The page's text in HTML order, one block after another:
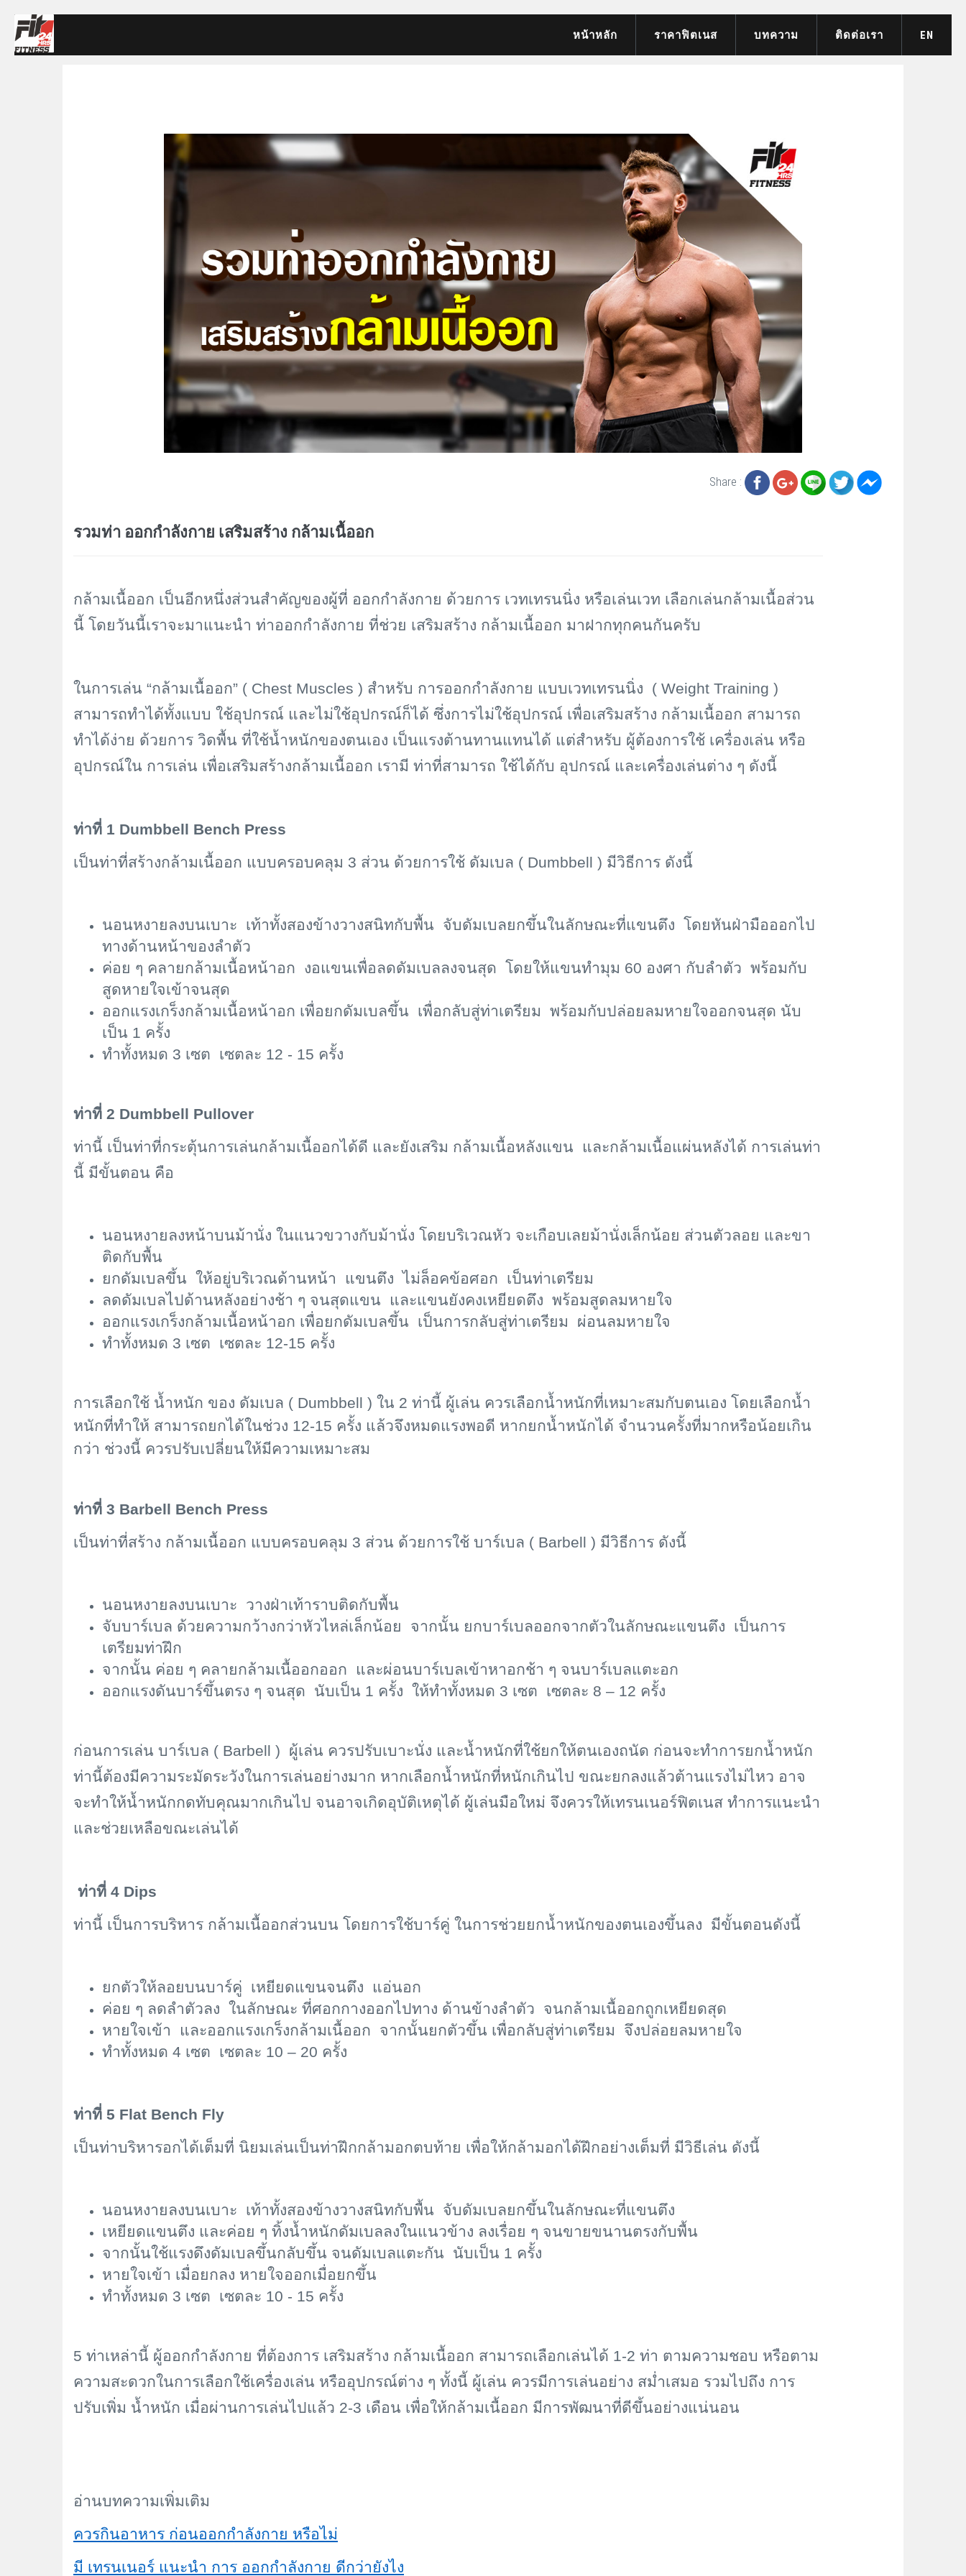
หน้าหลัก ราคาฟิตเนส บทความ ติดต่อเรา EN
Share :
รวมท่า ออกกำลังกาย เสริมสร้าง กล้ามเนื้ออก
กล้ามเนื้ออก เป็นอีกหนึ่งส่วนสำคัญของผู้ที่ ออกกำลังกาย ด้วยการ เวทเทรนนิ่ง หรือเล่นเวท เลือกเล่นกล้ามเนื้อส่วน
นี้ โดยวันนี้เราจะมาแนะนำ ท่าออกกำลังกาย ที่ช่วย เสริมสร้าง กล้ามเนื้ออก มาฝากทุกคนกันครับ
ในการเล่น “กล้ามเนื้ออก” ( Chest Muscles ) สำหรับ การออกกำลังกาย แบบเวทเทรนนิ่ง ( Weight Training )
สามารถทำได้ทั้งแบบ ใช้อุปกรณ์ และไม่ใช้อุปกรณ์ก็ได้ ซึ่งการไม่ใช้อุปกรณ์ เพื่อเสริมสร้าง กล้ามเนื้ออก สามารถ
ทำได้ง่าย ด้วยการ วิดพื้น ที่ใช้น้ำหนักของตนเอง เป็นแรงต้านทานแทนได้ แต่สำหรับ ผู้ต้องการใช้ เครื่องเล่น หรือ
อุปกรณ์ใน การเล่น เพื่อเสริมสร้างกล้ามเนื้ออก เรามี ท่าที่สามารถ ใช้ได้กับ อุปกรณ์ และเครื่องเล่นต่าง ๆ ดังนี้
ท่าที่ 1 Dumbbell Bench Press
เป็นท่าที่สร้างกล้ามเนื้ออก แบบครอบคลุม 3 ส่วน ด้วยการใช้ ดัมเบล ( Dumbbell ) มีวิธีการ ดังนี้
นอนหงายลงบนเบาะ เท้าทั้งสองข้างวางสนิทกับพื้น จับดัมเบลยกขึ้นในลักษณะที่แขนตึง โดยหันฝ่ามือออกไป
ทางด้านหน้าของลำตัว
ค่อย ๆ คลายกล้ามเนื้อหน้าอก งอแขนเพื่อลดดัมเบลลงจนสุด โดยให้แขนทำมุม 60 องศา กับลำตัว พร้อมกับ
สูดหายใจเข้าจนสุด
ออกแรงเกร็งกล้ามเนื้อหน้าอก เพื่อยกดัมเบลขึ้น เพื่อกลับสู่ท่าเตรียม พร้อมกับปล่อยลมหายใจออกจนสุด นับ
เป็น 1 ครั้ง
ทำทั้งหมด 3 เซต เซตละ 12 - 15 ครั้ง
ท่าที่ 2 Dumbbell Pullover
ท่านี้ เป็นท่าที่กระตุ้นการเล่นกล้ามเนื้ออกได้ดี และยังเสริม กล้ามเนื้อหลังแขน และกล้ามเนื้อแผ่นหลังได้ การเล่นท่า
นี้ มีขั้นตอน คือ
นอนหงายลงหน้าบนม้านั่ง ในแนวขวางกับม้านั่ง โดยบริเวณหัว จะเกือบเลยม้านั่งเล็กน้อย ส่วนตัวลอย และขา
ติดกับพื้น
ยกดัมเบลขึ้น ให้อยู่บริเวณด้านหน้า แขนตึง ไม่ล็อคข้อศอก เป็นท่าเตรียม
ลดดัมเบลไปด้านหลังอย่างช้า ๆ จนสุดแขน และแขนยังคงเหยียดตึง พร้อมสูดลมหายใจ
ออกแรงเกร็งกล้ามเนื้อหน้าอก เพื่อยกดัมเบลขึ้น เป็นการกลับสู่ท่าเตรียม ผ่อนลมหายใจ
ทำทั้งหมด 3 เซต เซตละ 12-15 ครั้ง
การเลือกใช้ น้ำหนัก ของ ดัมเบล ( Dumbbell ) ใน 2 ท่านี้ ผู้เล่น ควรเลือกน้ำหนักที่เหมาะสมกับตนเอง โดยเลือกน้ำ
หนักที่ทำให้ สามารถยกได้ในช่วง 12-15 ครั้ง แล้วจึงหมดแรงพอดี หากยกน้ำหนักได้ จำนวนครั้งที่มากหรือน้อยเกิน
กว่า ช่วงนี้ ควรปรับเปลี่ยนให้มีความเหมาะสม
ท่าที่ 3 Barbell Bench Press
เป็นท่าที่สร้าง กล้ามเนื้ออก แบบครอบคลุม 3 ส่วน ด้วยการใช้ บาร์เบล ( Barbell ) มีวิธีการ ดังนี้
นอนหงายลงบนเบาะ วางฝ่าเท้าราบติดกับพื้น
จับบาร์เบล ด้วยความกว้างกว่าหัวไหล่เล็กน้อย จากนั้น ยกบาร์เบลออกจากตัวในลักษณะแขนตึง เป็นการ
เตรียมท่าฝึก
จากนั้น ค่อย ๆ คลายกล้ามเนื้ออกออก และผ่อนบาร์เบลเข้าหาอกช้า ๆ จนบาร์เบลแตะอก
ออกแรงดันบาร์ขึ้นตรง ๆ จนสุด นับเป็น 1 ครั้ง ให้ทำทั้งหมด 3 เซต เซตละ 8 – 12 ครั้ง
ก่อนการเล่น บาร์เบล ( Barbell ) ผู้เล่น ควรปรับเบาะนั่ง และน้ำหนักที่ใช้ยกให้ตนเองถนัด ก่อนจะทำการยกน้ำหนัก
ท่านี้ต้องมีความระมัดระวังในการเล่นอย่างมาก หากเลือกน้ำหนักที่หนักเกินไป ขณะยกลงแล้วต้านแรงไม่ไหว อาจ
จะทำให้น้ำหนักกดทับคุณมากเกินไป จนอาจเกิดอุบัติเหตุได้ ผู้เล่นมือใหม่ จึงควรให้เทรนเนอร์ฟิตเนส ทำการแนะนำ
และช่วยเหลือขณะเล่นได้
ท่าที่ 4 Dips
ท่านี้ เป็นการบริหาร กล้ามเนื้ออกส่วนบน โดยการใช้บาร์คู่ ในการช่วยยกน้ำหนักของตนเองขึ้นลง มีขั้นตอนดังนี้
ยกตัวให้ลอยบนบาร์คู่ เหยียดแขนจนตึง แอ่นอก
ค่อย ๆ ลดลำตัวลง ในลักษณะ ที่ศอกกางออกไปทาง ด้านข้างลำตัว จนกล้ามเนื้ออกถูกเหยียดสุด
หายใจเข้า และออกแรงเกร็งกล้ามเนื้ออก จากนั้นยกตัวขึ้น เพื่อกลับสู่ท่าเตรียม จึงปล่อยลมหายใจ
ทำทั้งหมด 4 เซต เซตละ 10 – 20 ครั้ง
ท่าที่ 5 Flat Bench Fly
เป็นท่าบริหารอกได้เต็มที่ นิยมเล่นเป็นท่าฝึกกล้ามอกตบท้าย เพื่อให้กล้ามอกได้ฝึกอย่างเต็มที่ มีวิธีเล่น ดังนี้
นอนหงายลงบนเบาะ เท้าทั้งสองข้างวางสนิทกับพื้น จับดัมเบลยกขึ้นในลักษณะที่แขนตึง
เหยียดแขนตึง และค่อย ๆ ทิ้งน้ำหนักดัมเบลลงในแนวข้าง ลงเรื่อย ๆ จนขายขนานตรงกับพื้น
จากนั้นใช้แรงดึงดัมเบลขึ้นกลับขึ้น จนดัมเบลแตะกัน นับเป็น 1 ครั้ง
หายใจเข้า เมื่อยกลง หายใจออกเมื่อยกขึ้น
ทำทั้งหมด 3 เซต เซตละ 10 - 15 ครั้ง
5 ท่าเหล่านี้ ผู้ออกกำลังกาย ที่ต้องการ เสริมสร้าง กล้ามเนื้ออก สามารถเลือกเล่นได้ 1-2 ท่า ตามความชอบ หรือตาม
ความสะดวกในการเลือกใช้เครื่องเล่น หรืออุปกรณ์ต่าง ๆ ทั้งนี้ ผู้เล่น ควรมีการเล่นอย่าง สม่ำเสมอ รวมไปถึง การ
ปรับเพิ่ม น้ำหนัก เมื่อผ่านการเล่นไปแล้ว 2-3 เดือน เพื่อให้กล้ามเนื้ออก มีการพัฒนาที่ดีขึ้นอย่างแน่นอน
อ่านบทความเพิ่มเติม
ควรกินอาหาร ก่อนออกกำลังกาย หรือไม่
มี เทรนเนอร์ แนะนำ การ ออกกำลังกาย ดีกว่ายังไง